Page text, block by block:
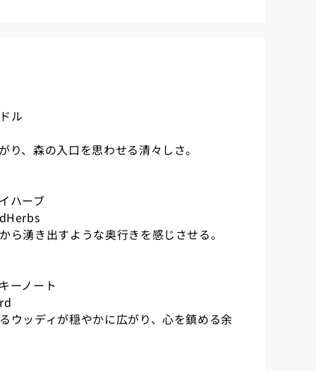
ル
、森の入口を思わせる清々しさ。
ハーブ
ら湧き出すような奥行きを感じさせる。
ーノート
ウッディが穏やかに広がり、心を鎮める余